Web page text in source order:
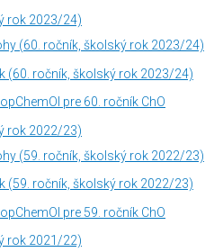
rok 2023/24)
(60. ročník, školský rok 2023/24)
(60. ročník, školský rok 2023/24)
pre 60. ročník ChO
rok 2022/23)
(59. ročník, školský rok 2022/23)
(59. ročník, školský rok 2022/23)
pre 59. ročník ChO
rok 2021/22)